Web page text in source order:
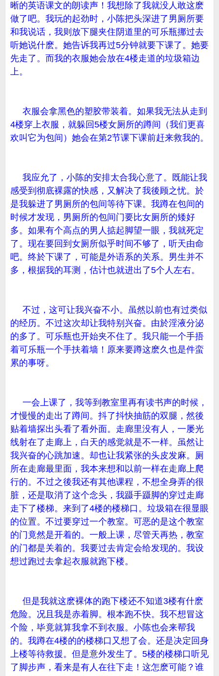
晰的英语课文的朗读声！我想除了我就没人敢这麽
做了吧。我玩的起劲时，小陈把头深进了男厕所要
和我说话，我则放下腿夹住阴道里的可乐瓶挪过去
听她说什麽。她告诉我再过5分钟就要下课了。她要
先走了。而我的衣服她会放在4楼走道的垃圾箱边
上。
衣服会拿黑色的塑胶带装着。如果我无法从走到
4楼穿上衣服，就躲回5楼女厕所的蹲间（我们更喜
欢叫它为包间）她会在第2节课下课前赶来救我的。
我应允了，小陈的安排太合我心意了。既能让我
感受到彻底裸露的快感，又解决了我後顾之忧。於
是我躲进了男厕所的包间等待下课。我蹲在包间的
时候才发现，男厕所的包间门要比女厕所的矮好
多。如果有个高点的男人掂起脚望一眼，我就死定
了。现在要回到女厕所似乎时间不够了，听天由命
吧。终於下课了，可能是外语系的关系。男生并不
多，根据我的耳测，估计也就进出了5个人左右。
不过，这可让我兴奋不小。虽然以前也有过类似
的经历。不过这次却让我特别兴奋。由於淫液分泌
的多了。可乐瓶也开始夹不住了。我只能一个手捂
着可乐瓶一个手扶着墙！原来要蹲这麽久也是件蛮
累的事呀。
一会上课了，我等到教室里再有读书声的时候，
才慢慢的走出了蹲间。抖了抖快抽筋的双腿，然後
贴着墙探出头看了看外面。走廊里没有人，一屡光
线射在了走廊上，白天的感觉就是不一样。虽然让
我兴奋的心跳加速。却也让我紧张的头皮发麻。厕
所在走廊最里面，我本来想和以前一样在走廊上爬
行的。不过之後我还有其他课程，不想全身弄的很
脏，还是取消了这个念头，我蹑手蹑脚的穿过走廊
走下了楼梯。来到了4楼的楼梯口。垃圾箱在很显眼
的位置。不过要穿过一个教室。可恶的是这个教室
的门竟然是开着的。一般上课，尽管天再热，教室
的门都是关着的。我要过去肯定会给发现的。我设
想过跑过去拿起衣服就跑下楼。
但是我就这麽裸体的跑下楼还不知道3楼有什麽
危险。况且我是赤着脚。根本跑不快。我不想冒这
个险，毕竟就算我拿不到衣服。小陈也会来帮我
的。我蹲在4楼的的楼梯口又想了会。还是决定回身
上楼等待救援。但是意外发生了。5楼的楼梯口听见
了脚步声，看来是有人在往下走！这怎麽可能？谁